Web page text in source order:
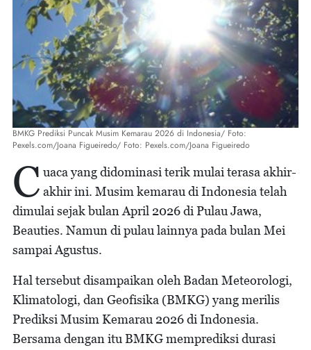
BMKG Prediksi Puncak Musim Kemarau 2026 di Indonesia/ Foto:
Pexels.com/Joana Figueiredo/ Foto: Pexels.com/Joana Figueiredo
C uaca yang didominasi terik mulai terasa akhir-
akhir ini. Musim kemarau di Indonesia telah
dimulai sejak bulan April 2026 di Pulau Jawa,
Beauties. Namun di pulau lainnya pada bulan Mei
sampai Agustus.
Hal tersebut disampaikan oleh Badan Meteorologi,
Klimatologi, dan Geofisika (BMKG) yang merilis
Prediksi Musim Kemarau 2026 di Indonesia.
Bersama dengan itu BMKG memprediksi durasi